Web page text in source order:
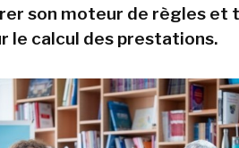
son moteur de règles et
le calcul des prestations.